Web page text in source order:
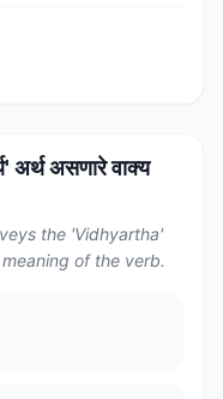
अर्थ असणारे वाक्य
the 'Vidhyartha'
of the verb.